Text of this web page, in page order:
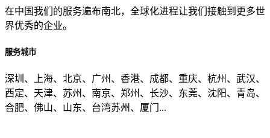
在中国我们的服务遍布南北，全球化进程让我们接触到更多世
界优秀的企业。
服务城市
深圳、上海、北京、广州、香港、成都、重庆、杭州、武汉、
西定、天津、苏州、南京、郑州、长沙、东莞、沈阳、青岛、
合肥、佛山、山东、台湾苏州、厦门...